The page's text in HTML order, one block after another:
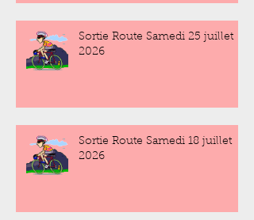
Sortie Route Samedi 25 juillet
2026
Sortie Route Samedi 18 juillet
2026